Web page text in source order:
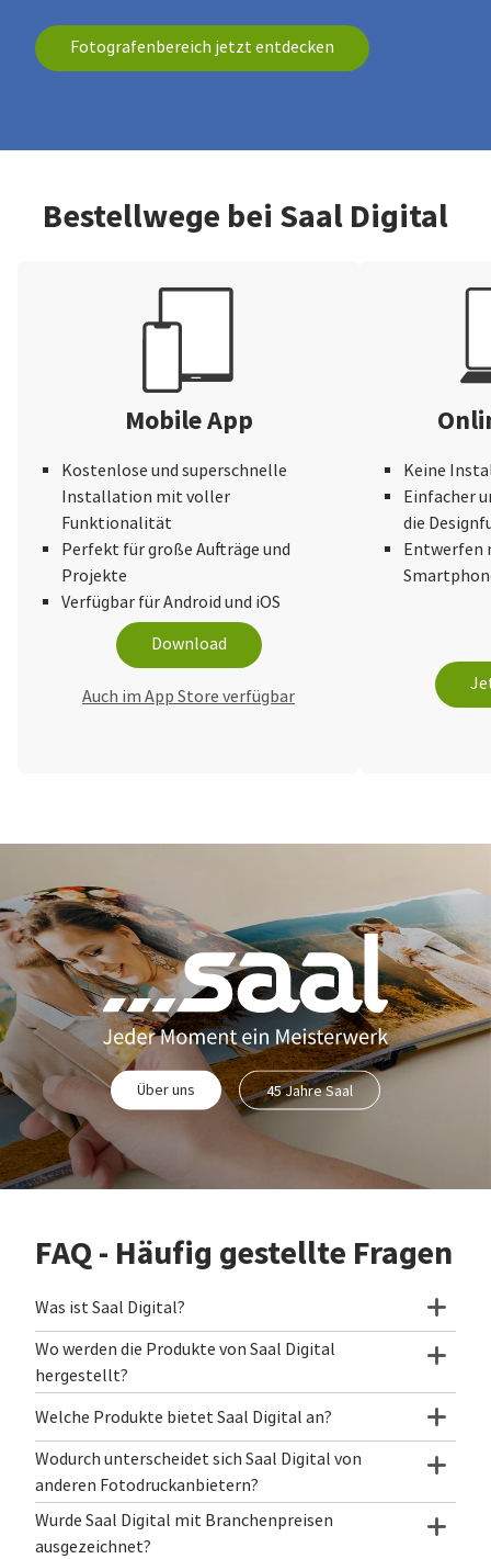
Fotografenbereich jetzt entdecken
Bestellwege bei Saal Digital
Mobile App
Kostenlose und superschnelle
Installation mit voller
Funktionalität
Perfekt für große Aufträge und
Projekte
Verfügbar für Android und iOS
Download
Auch im App Store verfügbar
Keine
Einfacher
die
Entwerfen
Über uns 45 Jahre Saal
FAQ - Häufig gestellte Fragen
Was ist Saal Digital?
Wo werden die Produkte von Saal Digital
hergestellt?
Welche Produkte bietet Saal Digital an?
Wodurch unterscheidet sich Saal Digital von
anderen Fotodruckanbietern?
Wurde Saal Digital mit Branchenpreisen
ausgezeichnet?